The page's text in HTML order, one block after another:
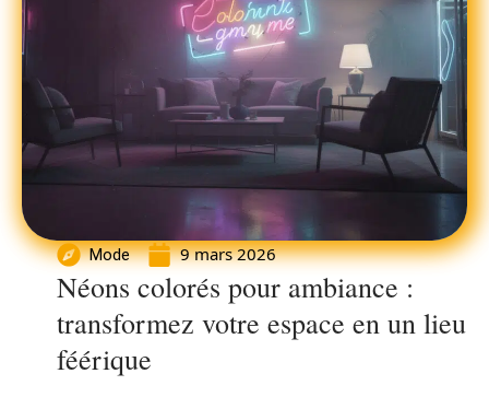
Mode 9 mars 2026
Néons colorés pour ambiance :
transformez votre espace en un lieu
féérique